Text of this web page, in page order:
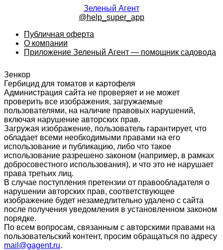
Зеленый Агент
@help_super_app
Публичная оферта
О компании
Приложение Зеленый Агент — помощник садовода
Зенкор
Гербицид для томатов и картофеля
Администрация сайта не проверяет и не может
проверить все изображения, загружаемые
пользователями, на наличие правовых нарушений,
включая нарушение авторских прав.
Загружая изображение, пользователь гарантирует, что
обладает всеми необходимыми правами на его
использование и публикацию, либо что такое
использование разрешено законом (например, в рамках
добросовестного использования), и что это не нарушает
права третьих лиц.
В случае поступления претензии от правообладателя о
нарушении авторских прав, соответствующее
изображение будет незамедлительно удалено с сайта
после получения уведомления в установленном законом
порядке.
По всем вопросам, связанным с авторскими правами на
пользовательский контент, просим обращаться по адресу
mail@gagent.ru.